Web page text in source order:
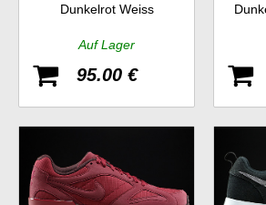
Dualtone Racer SE
Dunkelrot Weiss
Auf Lager
95.00 €